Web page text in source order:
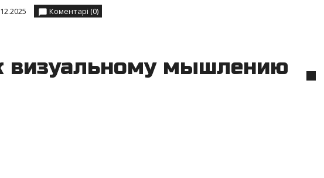
Коментарі (0)
визуальному мышлению